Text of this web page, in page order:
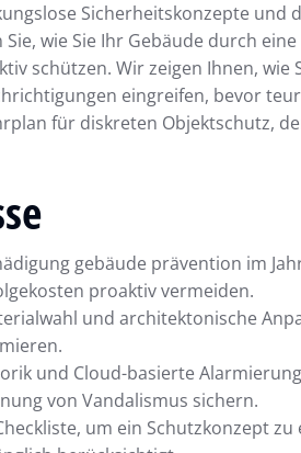
Sicherheitskonzepte und
wie Sie Ihr Gebäude durch
schützen. Wir zeigen Ihnen, wie
eingreifen, bevor
für diskreten Objektschutz,
gebäude prävention im
proaktiv vermeiden.
und architektonische
und Cloud-basierte
von Vandalismus sichern.
um ein Schutzkonzept